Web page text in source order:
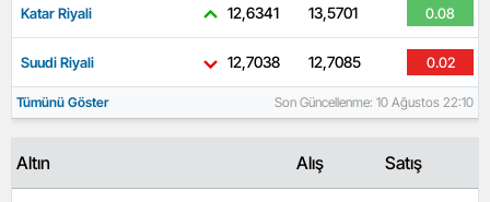
Katar Riyali 12,6341 13,5701 0.08
Suudi Riyali 12,7038 12,7085 0.02
Tümünü Göster Son Güncellenme: 10 Ağustos 22:10
Altın Alış Satış